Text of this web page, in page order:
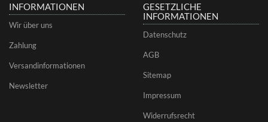
INFORMATIONEN
Wir über uns
Zahlung
Versandinformationen
Newsletter
GESETZLICHE
INFORMATIONEN
Datenschutz
AGB
Sitemap
Impressum
Widerrufsrecht